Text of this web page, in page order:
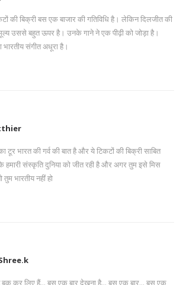
की बिक्री बस एक बाजार की गतिविधि है। लेकिन दिलजीत की
उससे बहुत ऊपर है। उनके गाने ने एक पीढ़ी को जोड़ा है।
भारतीय संगीत अधूरा है।
टूर भारत की गर्व की बात है और ये टिकटों की बिक्री साबित
हमारी संस्कृति दुनिया को जीत रही है और अगर तुम इसे मिस
तुम भारतीय नहीं हो
कर लिए हैं... बस एक बार देखना है... बस एक बार... बस एक